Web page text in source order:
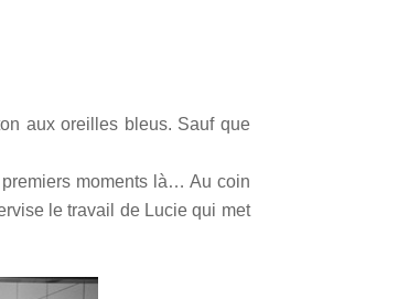
aux oreilles bleus. Sauf que
moments là… Au coin
le travail de Lucie qui met